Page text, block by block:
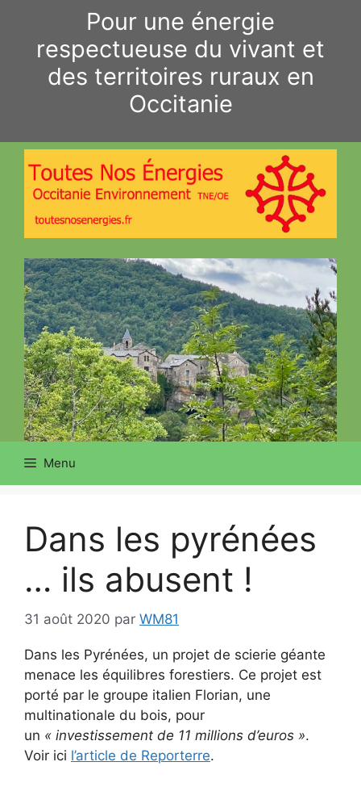
contenu
Pour une énergie
respectueuse du vivant et
des territoires ruraux en
Occitanie
Menu
Dans les pyrénées
… ils abusent !
31 août 2020 par WM81
Dans les Pyrénées, un projet de scierie géante
menace les équilibres forestiers. Ce projet est
porté par le groupe italien Florian, une
multinationale du bois, pour
un « investissement de 11 millions d’euros ».
Voir ici l’article de Reporterre.